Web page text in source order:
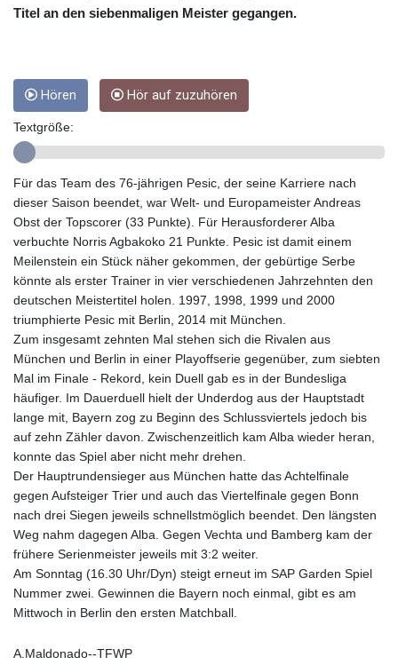
GBP 0.740965
GEL 2.61504
GGP 0.743241
GHS 11.76039
GIP 0.743241
GMD 73.503851
GNF
8775.000355
GTQ 7.628986
HKD 7.84555
HNL 26.799903
HRK 6.516204
HTG 130.738004
HUF 314.294504
IDR 17803
IMP 0.743241
INR 95.19975
IQD 1309.80882
IRR
ISK 123.330386
JEP 0.743241
Titel an den siebenmaligen Meister gegangen.
Hören Hör auf zuzuhören
Textgröße:
Für das Team des 76-jährigen Pesic, der seine Karriere nach
dieser Saison beendet, war Welt- und Europameister Andreas
Obst der Topscorer (33 Punkte). Für Herausforderer Alba
verbuchte Norris Agbakoko 21 Punkte. Pesic ist damit einem
Meilenstein ein Stück näher gekommen, der gebürtige Serbe
könnte als erster Trainer in vier verschiedenen Jahrzehnten den
deutschen Meistertitel holen. 1997, 1998, 1999 und 2000
triumphierte Pesic mit Berlin, 2014 mit München.
Zum insgesamt zehnten Mal stehen sich die Rivalen aus
München und Berlin in einer Playoffserie gegenüber, zum siebten
Mal im Finale - Rekord, kein Duell gab es in der Bundesliga
häufiger. Im Dauerduell hielt der Underdog aus der Hauptstadt
lange mit, Bayern zog zu Beginn des Schlussviertels jedoch bis
auf zehn Zähler davon. Zwischenzeitlich kam Alba wieder heran,
konnte das Spiel aber nicht mehr drehen.
Der Hauptrundensieger aus München hatte das Achtelfinale
gegen Aufsteiger Trier und auch das Viertelfinale gegen Bonn
nach drei Siegen jeweils schnellstmöglich beendet. Den längsten
Weg nahm dagegen Alba. Gegen Vechta und Bamberg kam der
frühere Serienmeister jeweils mit 3:2 weiter.
Am Sonntag (16.30 Uhr/Dyn) steigt erneut im SAP Garden Spiel
Nummer zwei. Gewinnen die Bayern noch einmal, gibt es am
Mittwoch in Berlin den ersten Matchball.
A.Maldonado--TFWP